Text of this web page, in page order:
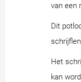
van een
Dit
Het
kan